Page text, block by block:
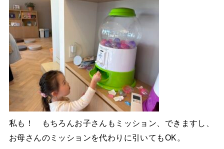
私も！ もちろんお子さんもミッション、できますし、
お母さんのミッションを代わりに引いてもOK。